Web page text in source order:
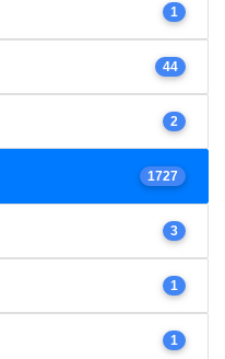
1
44
2
1727
3
1
1